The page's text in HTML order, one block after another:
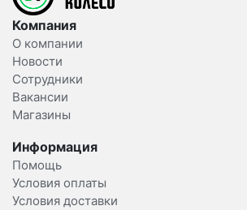
Компания
О компании
Новости
Сотрудники
Вакансии
Магазины
Информация
Помощь
Условия оплаты
Условия доставки